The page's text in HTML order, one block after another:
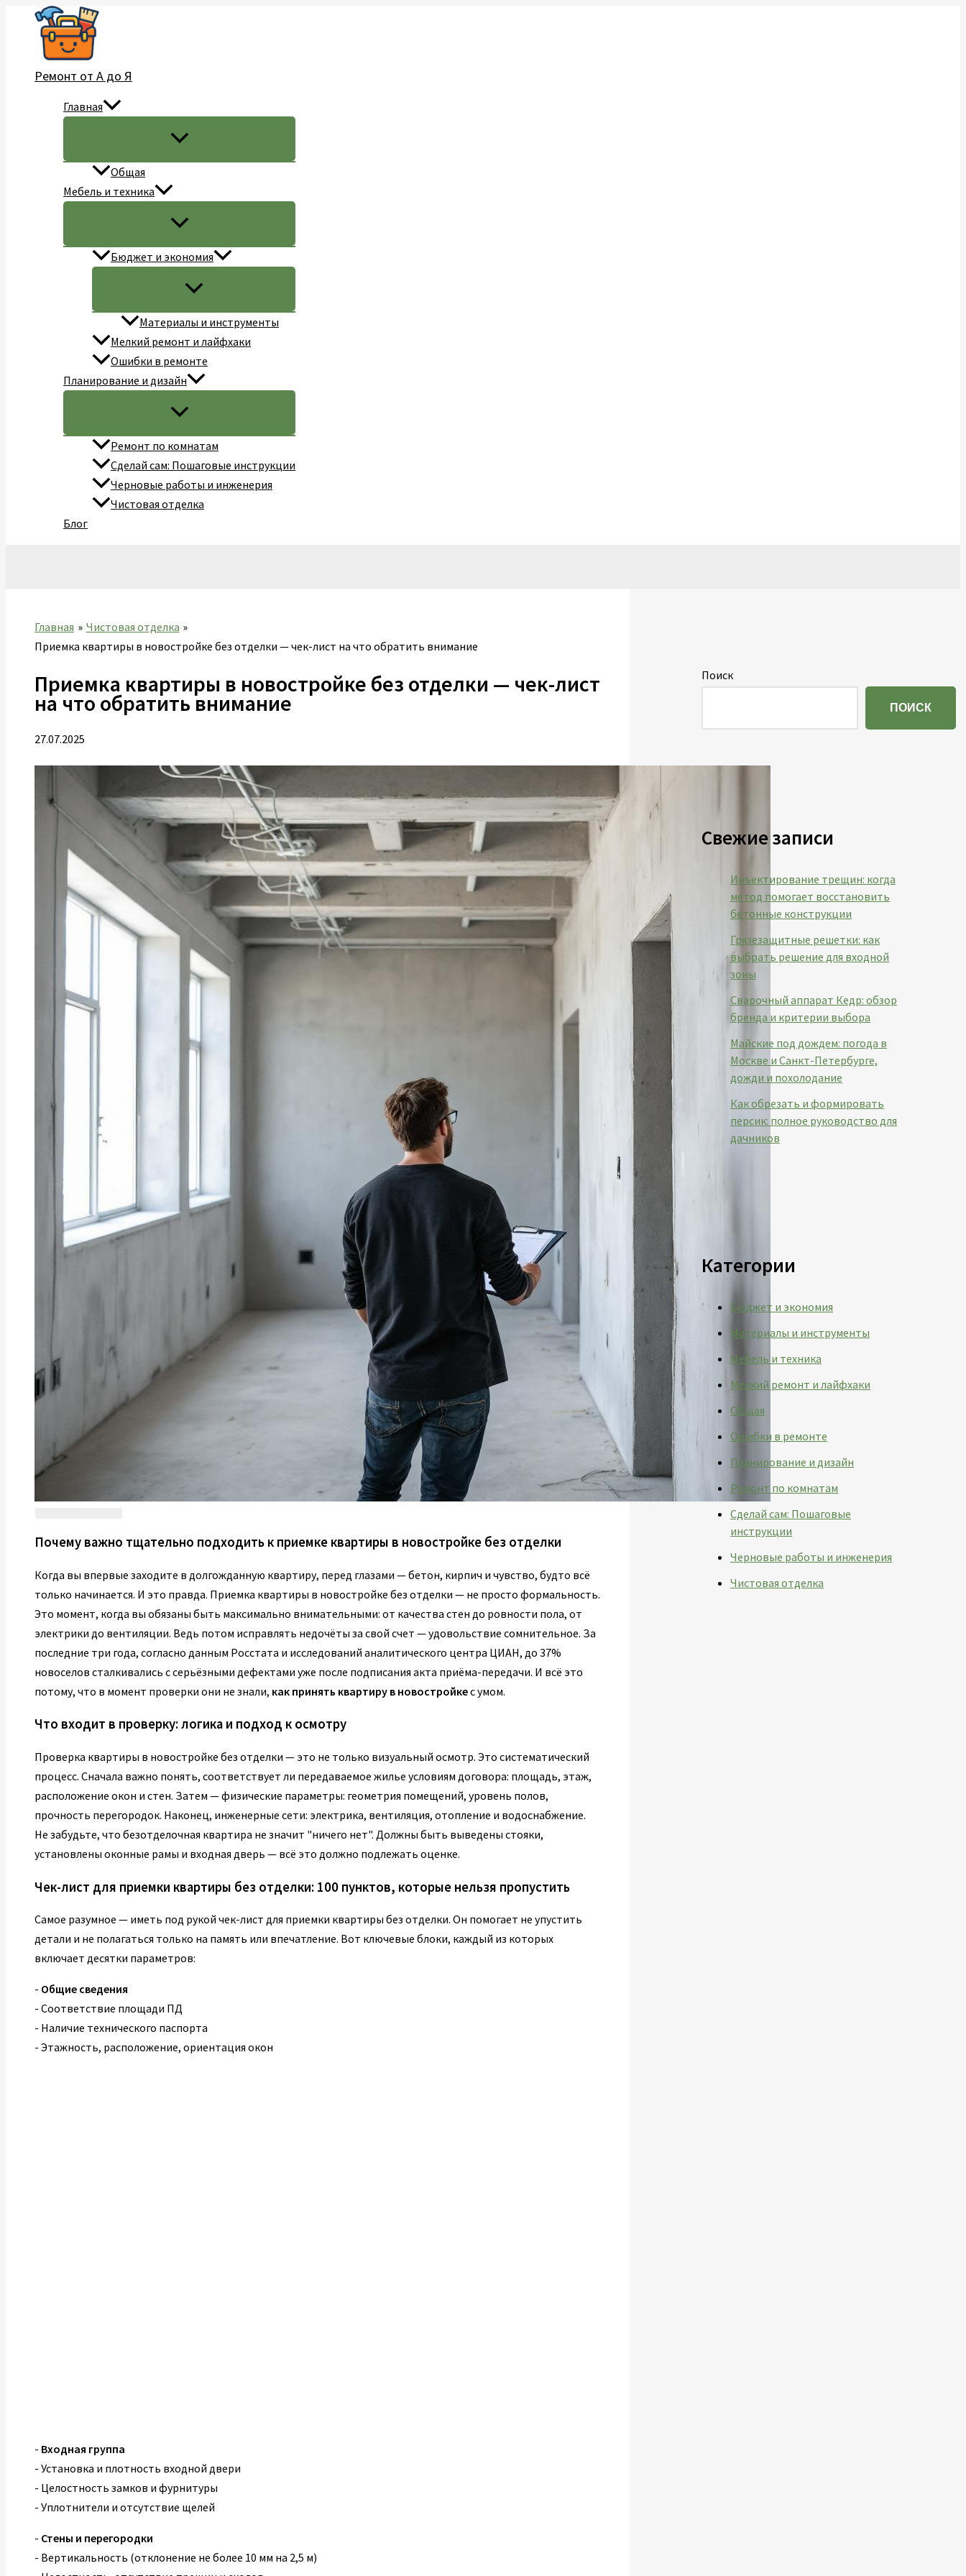
Перейти
содержимому
Ремонт от А до Я
Главная
Общая
Мебель и техника
Бюджет и экономия
Материалы и инструменты
Мелкий ремонт и лайфхаки
Ошибки в ремонте
Планирование и дизайн
Ремонт по комнатам
Сделай сам: Пошаговые инструкции
Черновые работы и инженерия
Чистовая отделка
Блог
Главная
Чистовая отделка
Приемка квартиры в новостройке без отделки — чек-лист на что обратить внимание
Приемка квартиры в новостройке без отделки — чек-лист
на что обратить внимание
27.07.2025
Почему важно тщательно подходить к приемке квартиры в новостройке без отделки
Когда вы впервые заходите в долгожданную квартиру, перед глазами — бетон, кирпич и чувство, будто всё
только начинается. И это правда. Приемка квартиры в новостройке без отделки — не просто формальность.
Это момент, когда вы обязаны быть максимально внимательными: от качества стен до ровности пола, от
электрики до вентиляции. Ведь потом исправлять недочёты за свой счет — удовольствие сомнительное. За
последние три года, согласно данным Росстата и исследований аналитического центра ЦИАН, до 37%
новоселов сталкивались с серьёзными дефектами уже после подписания акта приёма-передачи. И всё это
потому, что в момент проверки они не знали, как принять квартиру в новостройкес умом.
Что входит в проверку: логика и подход к осмотру
Проверка квартиры в новостройке без отделки — это не только визуальный осмотр. Это систематический
процесс. Сначала важно понять, соответствует ли передаваемое жилье условиям договора: площадь, этаж,
расположение окон и стен. Затем — физические параметры: геометрия помещений, уровень полов,
прочность перегородок. Наконец, инженерные сети: электрика, вентиляция, отопление и водоснабжение.
Не забудьте, что безотделочная квартира не значит "ничего нет". Должны быть выведены стояки,
установлены оконные рамы и входная дверь — всё это должно подлежать оценке.
Чек-лист для приемки квартиры без отделки: 100 пунктов, которые нельзя пропустить
Самое разумное — иметь под рукой чек-лист для приемки квартиры без отделки. Он помогает не упустить
детали и не полагаться только на память или впечатление. Вот ключевые блоки, каждый из которых
включает десятки параметров:
- Общие сведения
- Соответствие площади ПД
- Наличие технического паспорта
- Этажность, расположение, ориентация окон
- Входная группа
- Установка и плотность входной двери
- Целостность замков и фурнитуры
- Уплотнители и отсутствие щелей
- Стены и перегородки
- Вертикальность (отклонение не более 10 мм на 2,5 м)
Поиск
ПОИСК
Свежие записи
Инъектирование трещин: когда
метод помогает восстановить
бетонные конструкции
Грязезащитные решетки: как
выбрать решение для входной
зоны
Сварочный аппарат Кедр: обзор
бренда и критерии выбора
Майские под дождем: погода в
Москве и Санкт-Петербурге,
дожди и похолодание
Как обрезать и формировать
персик: полное руководство для
дачников
Категории
Бюджет и экономия
Материалы и инструменты
Мебель и техника
Мелкий ремонт и лайфхаки
Общая
Ошибки в ремонте
Планирование и дизайн
Ремонт по комнатам
Сделай сам: Пошаговые
инструкции
Черновые работы и инженерия
Чистовая отделка